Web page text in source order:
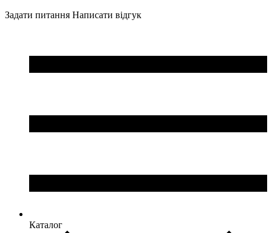
Задати питання Написати відгук
Каталог